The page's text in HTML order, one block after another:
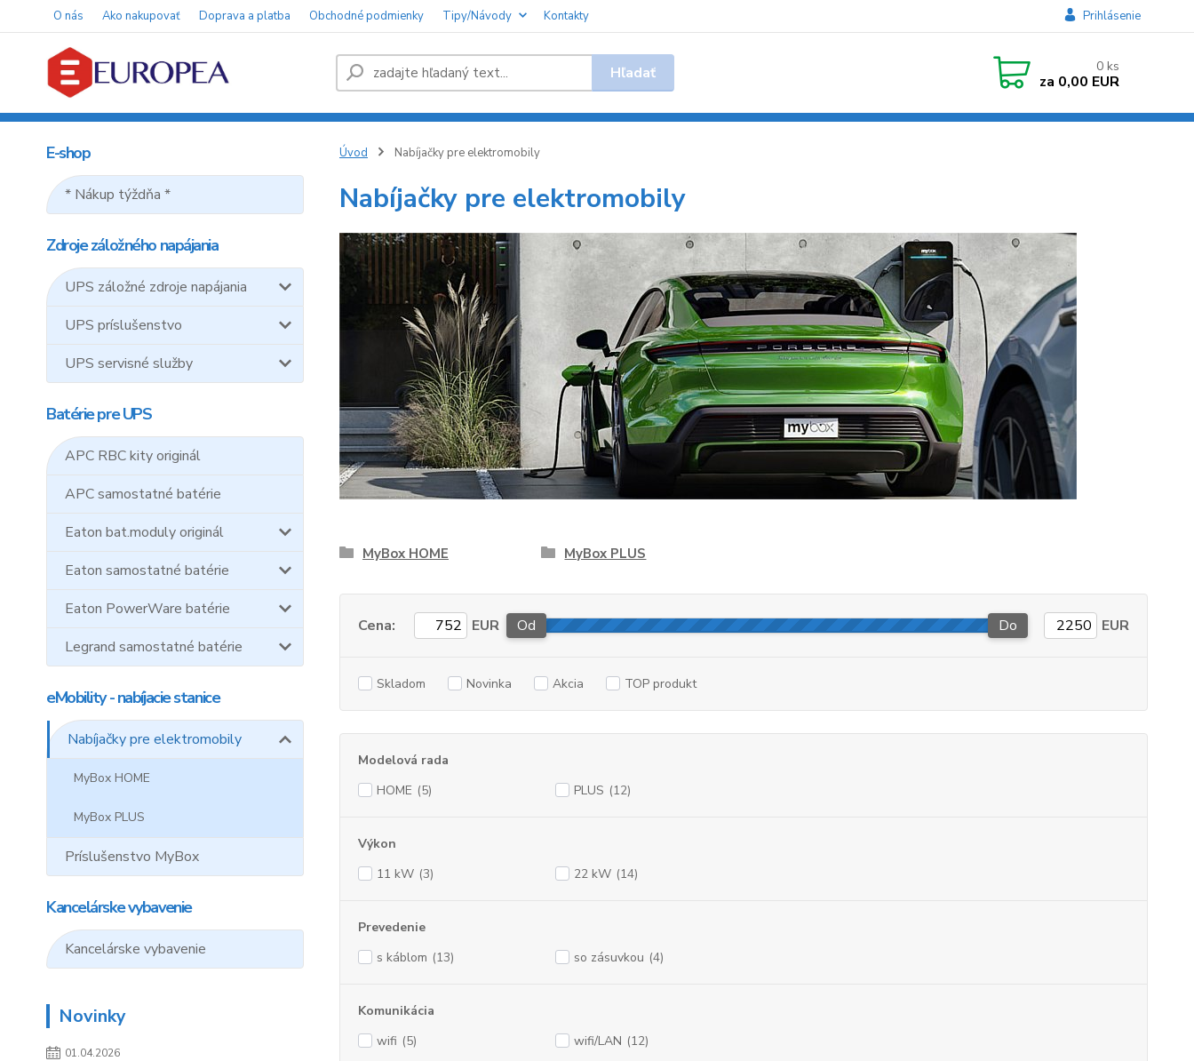
O nás Ako nakupovať Doprava a platba Obchodné podmienky Tipy/Návody Kontakty Prihlásenie
Hľadať 0 ks
za 0,00 EUR
E-shop
* Nákup týždňa *
Zdroje záložného napájania
UPS záložné zdroje napájania
UPS príslušenstvo
UPS servisné služby
Batérie pre UPS
APC RBC kity originál
APC samostatné batérie
Eaton bat.moduly originál
Eaton samostatné batérie
Eaton PowerWare batérie
Legrand samostatné batérie
eMobility - nabíjacie stanice
Nabíjačky pre elektromobily
MyBox HOME
MyBox PLUS
Príslušenstvo MyBox
Kancelárske vybavenie
Kancelárske vybavenie
Novinky
01.04.2026
Úvod Nabíjačky pre elektromobily
Nabíjačky pre elektromobily
MyBox HOME MyBox PLUS
Cena: EUR Od Do EUR
Skladom Novinka Akcia TOP produkt
Modelová rada
HOME (5) PLUS (12)
Výkon
11 kW (3) 22 kW (14)
Prevedenie
s káblom (13) so zásuvkou (4)
Komunikácia
wifi (5) wifi/LAN (12)